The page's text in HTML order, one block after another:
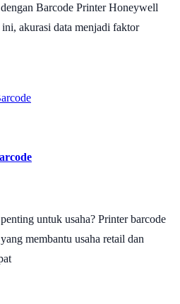
Barcode Printer Honeywell
akurasi data menjadi faktor
untuk usaha? Printer barcode
membantu usaha retail dan